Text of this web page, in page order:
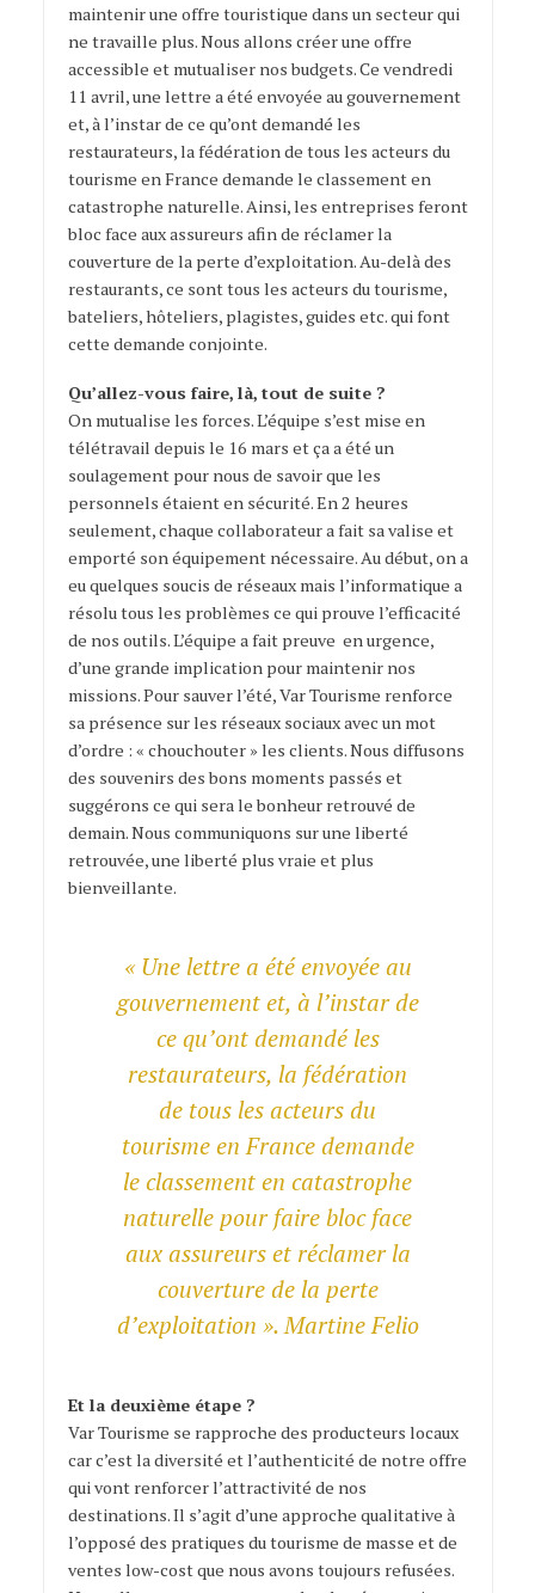
maintenir une offre touristique dans un secteur qui
ne travaille plus. Nous allons créer une offre
accessible et mutualiser nos budgets. Ce vendredi
11 avril, une lettre a été envoyée au gouvernement
et, à l’instar de ce qu’ont demandé les
restaurateurs, la fédération de tous les acteurs du
tourisme en France demande le classement en
catastrophe naturelle. Ainsi, les entreprises feront
bloc face aux assureurs afin de réclamer la
couverture de la perte d’exploitation. Au-delà des
restaurants, ce sont tous les acteurs du tourisme,
bateliers, hôteliers, plagistes, guides etc. qui font
cette demande conjointe.
Qu’allez-vous faire, là, tout de suite ?
On mutualise les forces. L’équipe s’est mise en
télétravail depuis le 16 mars et ça a été un
soulagement pour nous de savoir que les
personnels étaient en sécurité. En 2 heures
seulement, chaque collaborateur a fait sa valise et
emporté son équipement nécessaire. Au début, on a
eu quelques soucis de réseaux mais l’informatique a
résolu tous les problèmes ce qui prouve l’efficacité
de nos outils. L’équipe a fait preuve en urgence,
d’une grande implication pour maintenir nos
missions. Pour sauver l’été, Var Tourisme renforce
sa présence sur les réseaux sociaux avec un mot
d’ordre : « chouchouter » les clients. Nous diffusons
des souvenirs des bons moments passés et
suggérons ce qui sera le bonheur retrouvé de
demain. Nous communiquons sur une liberté
retrouvée, une liberté plus vraie et plus
bienveillante.
« Une lettre a été envoyée au
gouvernement et, à l’instar de
ce qu’ont demandé les
restaurateurs, la fédération
de tous les acteurs du
tourisme en France demande
le classement en catastrophe
naturelle pour faire bloc face
aux assureurs et réclamer la
couverture de la perte
d’exploitation ». Martine Felio
Et la deuxième étape ?
Var Tourisme se rapproche des producteurs locaux
car c’est la diversité et l’authenticité de notre offre
qui vont renforcer l’attractivité de nos
destinations. Il s’agit d’une approche qualitative à
l’opposé des pratiques du tourisme de masse et de
ventes low-cost que nous avons toujours refusées.